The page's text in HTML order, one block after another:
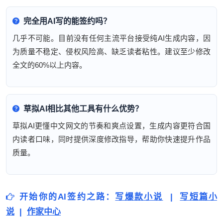
完全用AI写的能签约吗？
几乎不可能。目前没有任何主流平台接受纯AI生成内容，因
为质量不稳定、侵权风险高、缺乏读者粘性。建议至少修改
全文的60%以上内容。
草拟AI相比其他工具有什么优势？
草拟AI更懂中文网文的节奏和爽点设置，生成内容更符合国
内读者口味，同时提供深度修改指导，帮助你快速提升作品
质量。
开始你的AI签约之路： 写爆款小说 | 写短篇小
说 | 作家中心